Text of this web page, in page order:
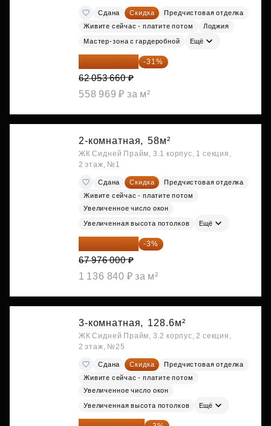
Сдана Скидка
Предчистовая отделка
Живите сейчас - платите потом
Лоджия
Мастер-зона с гардеробной Ещё
42 817 025 ₽ -31%
62 053 660 ₽
558 969 ₽ за м²
2-комнатная, 58м²
ЖК Сидней Прайм, 3.1 корпус, 1 секция,
2 этаж, №1
Сдана Скидка
Предчистовая отделка
Живите сейчас - платите потом
Увеличенное число окон
Увеличенная высота потолков Ещё
65 936 720 ₽ -3%
67 976 000 ₽
1 136 840 ₽ за м²
3-комнатная, 128.6м²
ЖК Сидней Прайм, 3.2 корпус, 2 секция,
2 этаж, №25
Сдана Скидка
Предчистовая отделка
Живите сейчас - платите потом
Увеличенное число окон
Увеличенная высота потолков Ещё